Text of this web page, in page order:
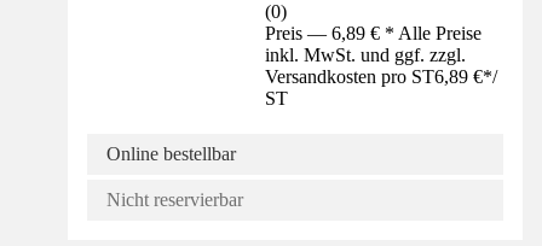
(0)
Preis — 6,89 € * Alle Preise
inkl. MwSt. und ggf. zzgl.
Versandkosten pro ST6,89 €*/
ST
Online bestellbar
Nicht reservierbar